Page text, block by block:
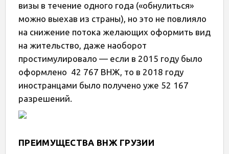
визы в течение одного года («обнулиться»
можно выехав из страны), но это не повлияло
на снижение потока желающих оформить вид
на жительство, даже наоборот
простимулировало — если в 2015 году было
оформлено 42 767 ВНЖ, то в 2018 году
иностранцами было получено уже 52 167
разрешений.
ПРЕИМУЩЕСТВА ВНЖ ГРУЗИИ